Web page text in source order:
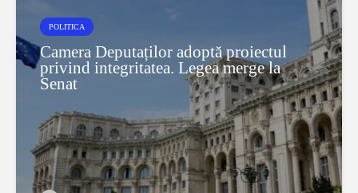
POLITICA
Camera Deputaților adoptă proiectul
privind integritatea. Legea merge la
Senat